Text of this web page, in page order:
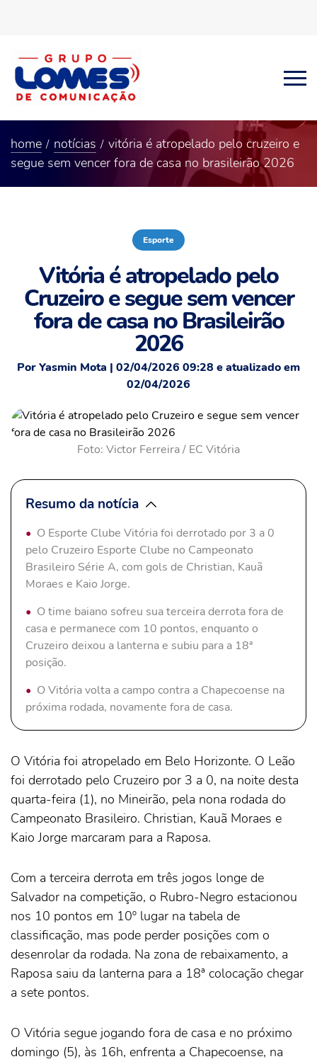
home notícias
vitória é atropelado pelo cruzeiro e
segue sem vencer fora de casa no brasileirão 2026
Esporte
Vitória é atropelado pelo
Cruzeiro e segue sem vencer
fora de casa no Brasileirão
2026
Por Yasmin Mota | 02/04/2026 09:28 e atualizado em
02/04/2026
Foto: Victor Ferreira / EC Vitória
Resumo da notícia
O Esporte Clube Vitória foi derrotado por 3 a 0
pelo Cruzeiro Esporte Clube no Campeonato
Brasileiro Série A, com gols de Christian, Kauã
Moraes e Kaio Jorge.
O time baiano sofreu sua terceira derrota fora de
casa e permanece com 10 pontos, enquanto o
Cruzeiro deixou a lanterna e subiu para a 18ª
posição.
O Vitória volta a campo contra a Chapecoense na
próxima rodada, novamente fora de casa.
O Vitória foi atropelado em Belo Horizonte. O Leão
foi derrotado pelo Cruzeiro por 3 a 0, na noite desta
quarta-feira (1), no Mineirão, pela nona rodada do
Campeonato Brasileiro. Christian, Kauã Moraes e
Kaio Jorge marcaram para a Raposa.
Com a terceira derrota em três jogos longe de
Salvador na competição, o Rubro-Negro estacionou
nos 10 pontos em 10º lugar na tabela de
classificação, mas pode perder posições com o
desenrolar da rodada. Na zona de rebaixamento, a
Raposa saiu da lanterna para a 18ª colocação chegar
a sete pontos.
O Vitória segue jogando fora de casa e no próximo
domingo (5), às 16h, enfrenta a Chapecoense, na